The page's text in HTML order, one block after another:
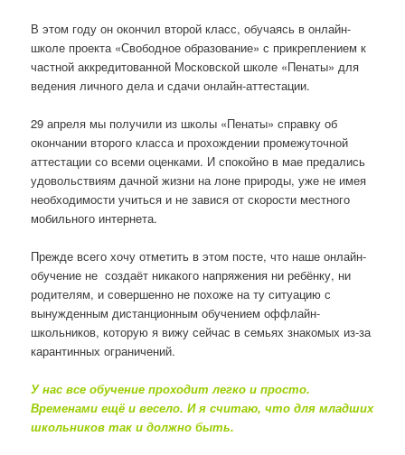
В этом году он окончил второй класс, обучаясь в онлайн-
школе проекта «Свободное образование» с прикреплением к
частной аккредитованной Московской школе «Пенаты» для
ведения личного дела и сдачи онлайн-аттестации.
29 апреля мы получили из школы «Пенаты» справку об
окончании второго класса и прохождении промежуточной
аттестации со всеми оценками. И спокойно в мае предались
удовольствиям дачной жизни на лоне природы, уже не имея
необходимости учиться и не завися от скорости местного
мобильного интернета.
Прежде всего хочу отметить в этом посте, что наше онлайн-
обучение не создаёт никакого напряжения ни ребёнку, ни
родителям, и совершенно не похоже на ту ситуацию с
вынужденным дистанционным обучением оффлайн-
школьников, которую я вижу сейчас в семьях знакомых из-за
карантинных ограничений.
У нас все обучение проходит легко и просто.
Временами ещё и весело. И я считаю, что для младших
школьников так и должно быть.